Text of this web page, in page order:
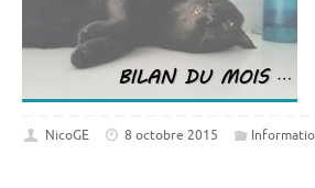
NicoGE 8 octobre 2015